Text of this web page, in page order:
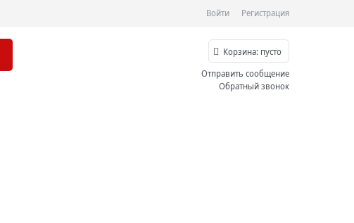
Войти Регистрация
Корзина: пусто
Отправить сообщение
Обратный звонок